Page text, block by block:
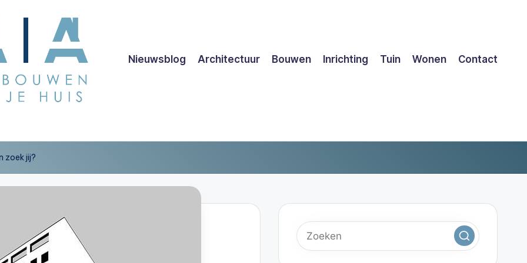
Nieuwsblog Architectuur Bouwen Inrichting Tuin Wonen Contact
zoek jij?